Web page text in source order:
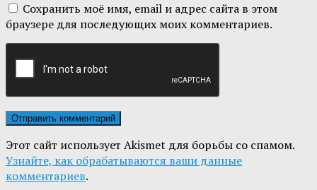
Сохранить моё имя, email и адрес сайта в этом
браузере для последующих моих комментариев.
Этот сайт использует Akismet для борьбы со спамом.
Узнайте, как обрабатываются ваши данные
комментариев.